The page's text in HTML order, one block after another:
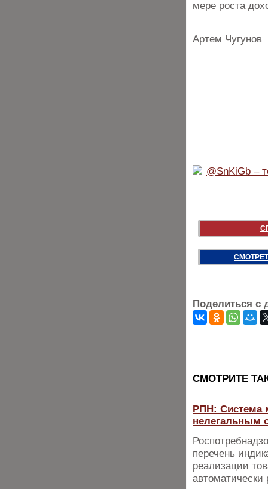
мере роста
Артем Чугунов
Поделиться с
CМОТРИТЕ
РПН: Система
нелегальным
перечень
реализации
автоматически